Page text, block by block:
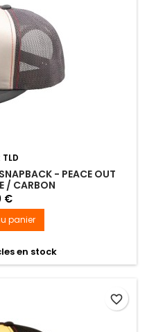
TLD
- PEACE OUT
/ CARBON
€
panier
en stock
favorite_border